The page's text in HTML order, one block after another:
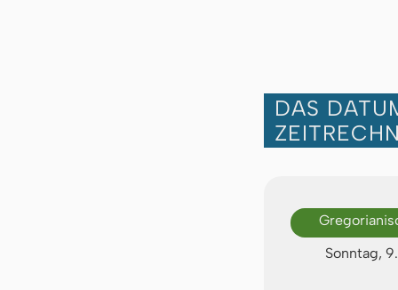
DAS
Sonntag,